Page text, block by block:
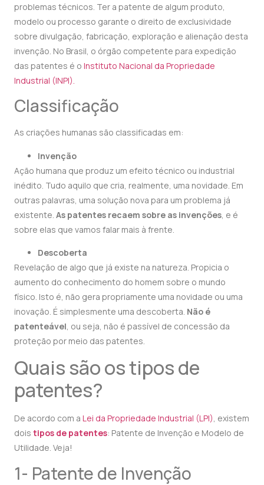
problemas técnicos. Ter a patente de algum produto,
modelo ou processo garante o direito de exclusividade
sobre divulgação, fabricação, exploração e alienação desta
invenção. No Brasil, o órgão competente para expedição
das patentes é o Instituto Nacional da Propriedade
Industrial (INPI).
Classificação
As criações humanas são classificadas em:
Invenção
Ação humana que produz um efeito técnico ou industrial
inédito. Tudo aquilo que cria, realmente, uma novidade. Em
outras palavras, uma solução nova para um problema já
existente. As patentes recaem sobre as invenções , e é
sobre elas que vamos falar mais à frente.
Descoberta
Revelação de algo que já existe na natureza. Propicia o
aumento do conhecimento do homem sobre o mundo
físico. Isto é, não gera propriamente uma novidade ou uma
inovação. É simplesmente uma descoberta. Não é
patenteável, ou seja, não é passível de concessão da
proteção por meio das patentes.
Quais são os tipos de
patentes?
De acordo com a Lei da Propriedade Industrial (LPI), existem
dois tipos de patentes: Patente de Invenção e Modelo de
Utilidade. Veja!
1- Patente de Invenção